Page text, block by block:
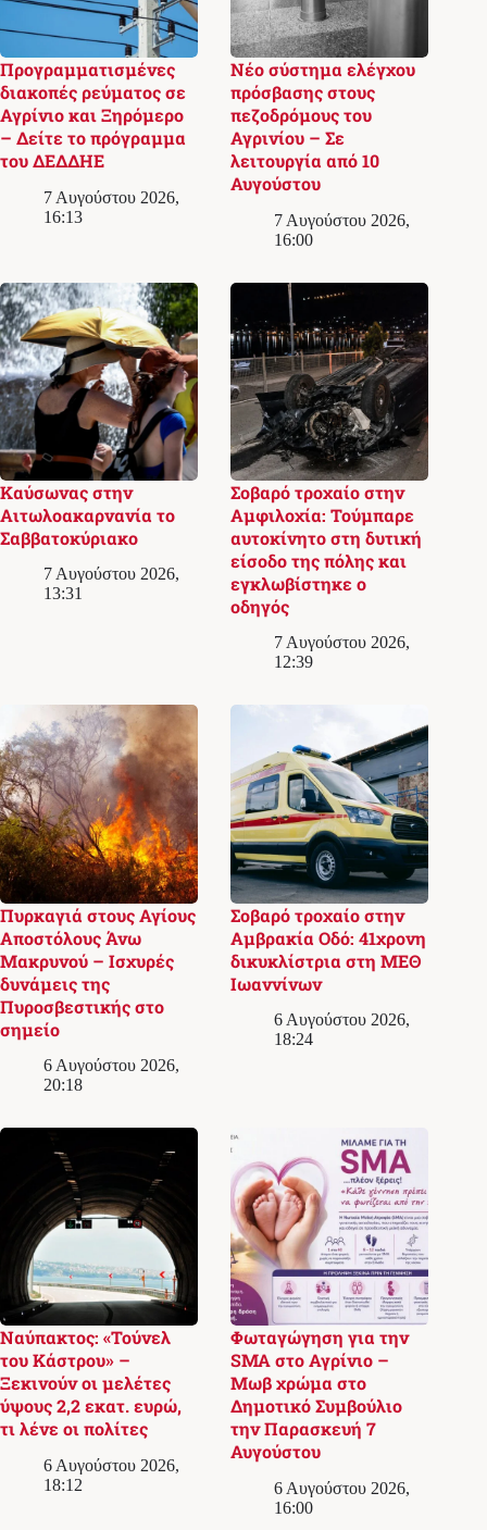
Προγραμματισμένες
διακοπές ρεύματος σε
Αγρίνιο και Ξηρόμερο
– Δείτε το πρόγραμμα
του ΔΕΔΔΗΕ
7 Αυγούστου 2026,
16:13
Νέο σύστημα ελέγχου
πρόσβασης στους
πεζοδρόμους του
Αγρινίου – Σε
λειτουργία από 10
Αυγούστου
7 Αυγούστου 2026,
16:00
Καύσωνας στην
Αιτωλοακαρνανία το
Σαββατοκύριακο
7 Αυγούστου 2026,
13:31
Σοβαρό τροχαίο στην
Αμφιλοχία: Τούμπαρε
αυτοκίνητο στη δυτική
είσοδο της πόλης και
εγκλωβίστηκε ο
οδηγός
7 Αυγούστου 2026,
12:39
Πυρκαγιά στους Αγίους
Αποστόλους Άνω
Μακρυνού – Ισχυρές
δυνάμεις της
Πυροσβεστικής στο
σημείο
6 Αυγούστου 2026,
20:18
Σοβαρό τροχαίο στην
Αμβρακία Οδό: 41χρονη
δικυκλίστρια στη ΜΕΘ
Ιωαννίνων
6 Αυγούστου 2026,
18:24
Ναύπακτος: «Τούνελ
του Κάστρου» –
Ξεκινούν οι μελέτες
ύψους 2,2 εκατ. ευρώ,
τι λένε οι πολίτες
6 Αυγούστου 2026,
18:12
Φωταγώγηση για την
SMA στο Αγρίνιο –
Μωβ χρώμα στο
Δημοτικό Συμβούλιο
την Παρασκευή 7
Αυγούστου
6 Αυγούστου 2026,
16:00